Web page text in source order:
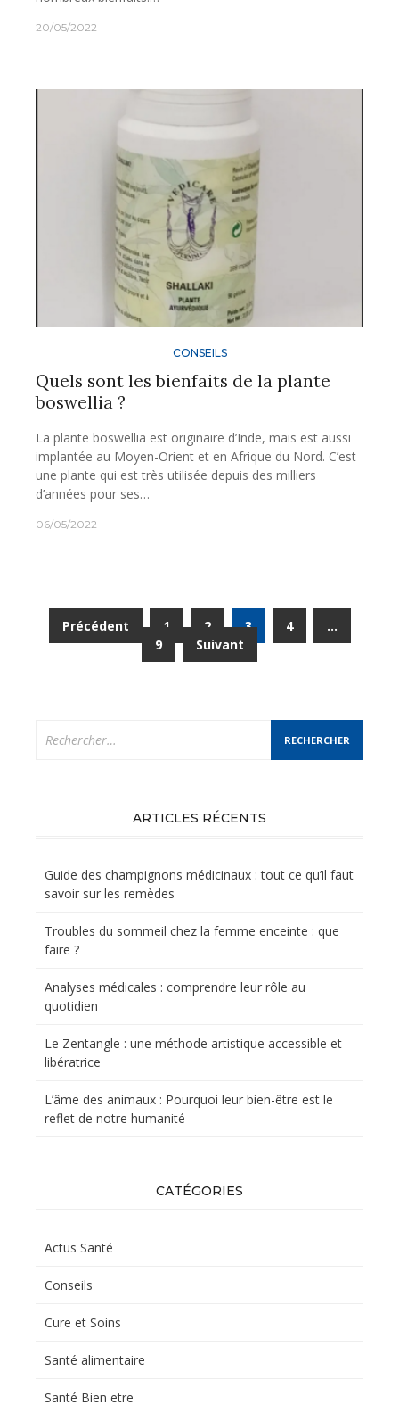
20/05/2022
CONSEILS
Quels sont les bienfaits de la plante
boswellia ?
La plante boswellia est originaire d’Inde, mais est aussi
implantée au Moyen-Orient et en Afrique du Nord. C’est
une plante qui est très utilisée depuis des milliers
d’années pour ses…
06/05/2022
Pagination
des
Précédent 1 2 3 4
…
9
Suivant
ARTICLES RÉCENTS
Guide des champignons médicinaux : tout ce qu’il faut
savoir sur les remèdes
Troubles du sommeil chez la femme enceinte : que
faire ?
Analyses médicales : comprendre leur rôle au
quotidien
Le Zentangle : une méthode artistique accessible et
libératrice
L’âme des animaux : Pourquoi leur bien-être est le
reflet de notre humanité
CATÉGORIES
Actus Santé
Conseils
Cure et Soins
Santé alimentaire
Santé Bien etre